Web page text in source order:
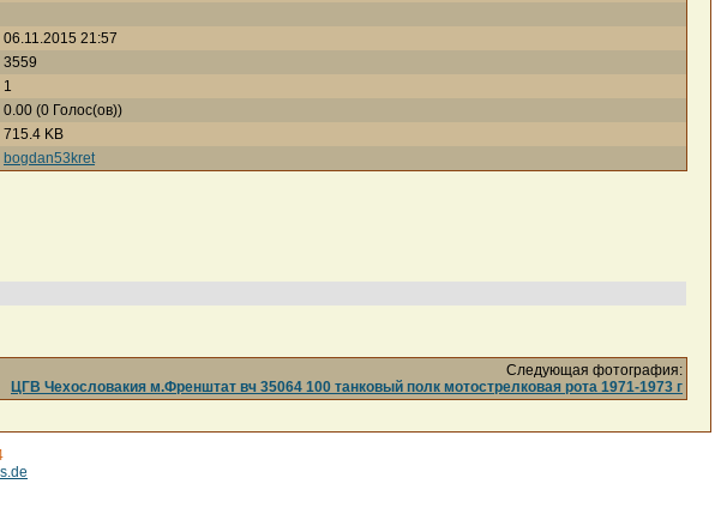
06.11.2015 21:57
3559
1
0.00 (0 Голос(ов))
715.4 KB
bogdan53kret
Следующая фотография:
ЦГВ Чехословакия м.Френштат вч 35064 100 танковый полк мотострелковая рота 1971-1973 г